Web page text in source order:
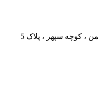
، کوچه سپهر ، پلاک 5